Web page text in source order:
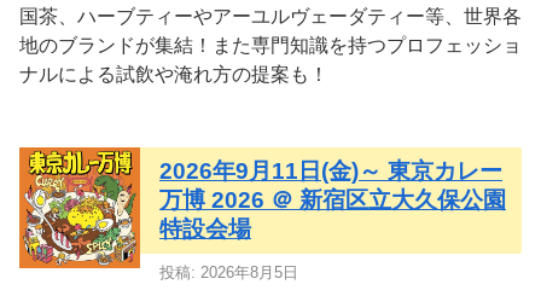
国茶、ハーブティーやアーユルヴェーダティー等、世界各
地のブランドが集結！また専門知識を持つプロフェッショ
ナルによる試飲や淹れ方の提案も！
2026年9月11日(金)～ 東京カレー
万博 2026 ＠ 新宿区立大久保公園
特設会場
投稿: 2026年8月5日